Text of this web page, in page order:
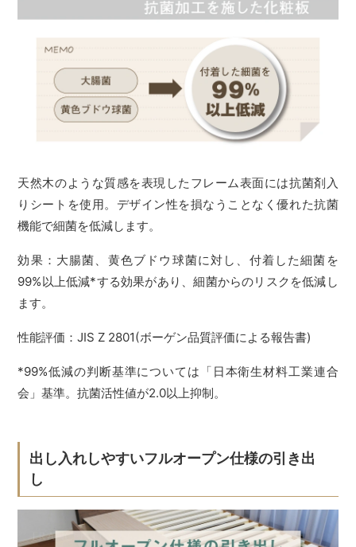
天然木のような質感を表現したフレーム表面には抗菌剤入
りシートを使用。デザイン性を損なうことなく優れた抗菌
機能で細菌を低減します。
効果：大腸菌、黄色ブドウ球菌に対し、付着した細菌を
99%以上低減*する効果があり、細菌からのリスクを低減し
ます。
性能評価：JIS Z 2801(ボーゲン品質評価による報告書)
*99%低減の判断基準については「日本衛生材料工業連合
会」基準。抗菌活性値が2.0以上抑制。
出し入れしやすいフルオープン仕様の引き出
し